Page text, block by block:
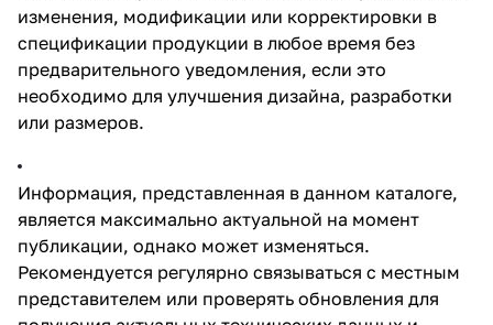
изменения, модификации или корректировки в
спецификации продукции в любое время без
предварительного уведомления, если это
необходимо для улучшения дизайна, разработки
или размеров.
Информация, представленная в данном каталоге,
является максимально актуальной на момент
публикации, однако может изменяться.
Рекомендуется регулярно связываться с местным
представителем или проверять обновления для